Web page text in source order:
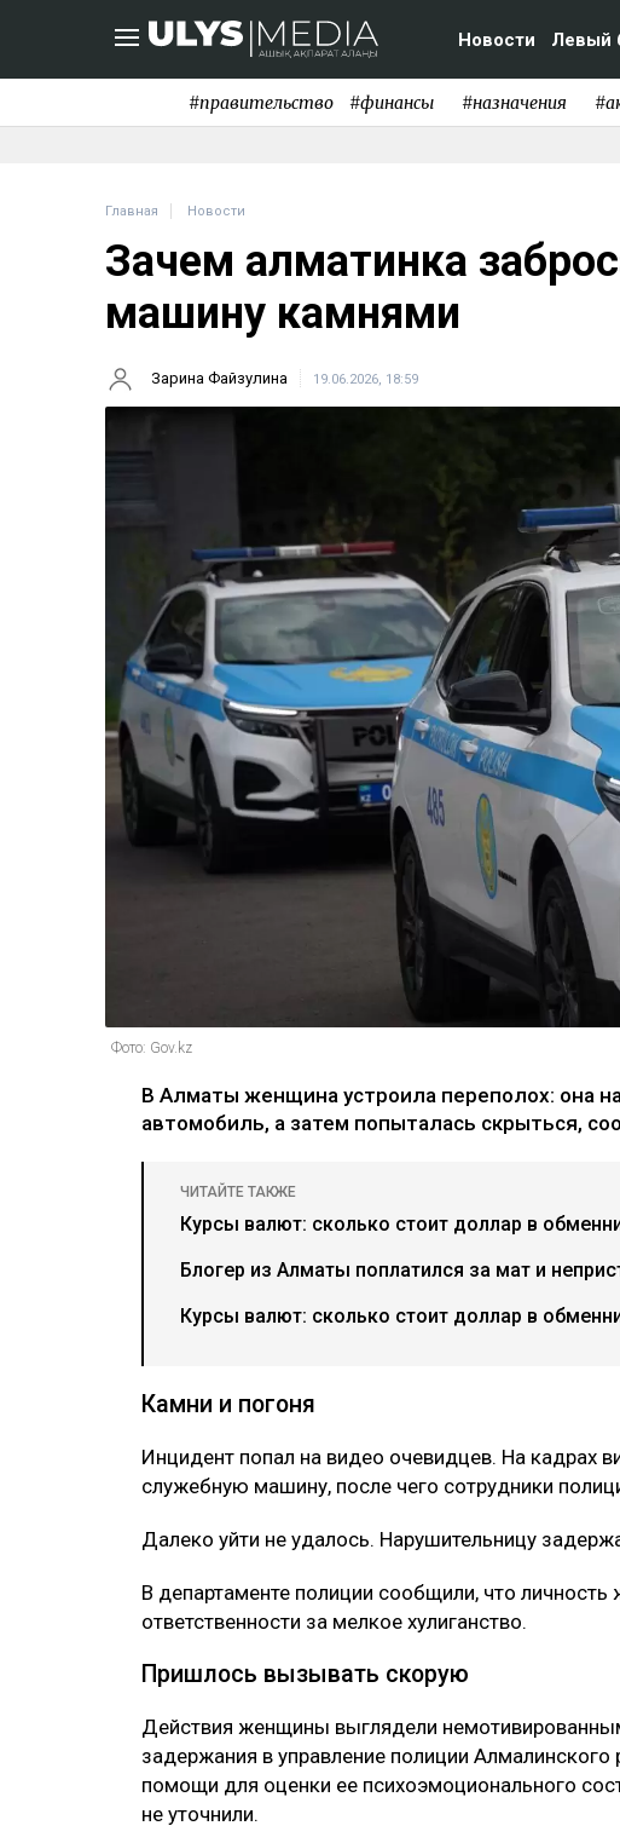
Новости Левый
#правительство #финансы #назначения
Главная Новости
Зачем алматинка
машину камнями
Зарина Файзулина 19.06.2026, 18:59
Фото: Gov.kz
В Алматы женщина устроила переполох: она
автомобиль, а затем попыталась скрыться,
ЧИТАЙТЕ ТАКЖЕ
Курсы валют: сколько стоит доллар в
Блогер из Алматы поплатился за мат и
Курсы валют: сколько стоит доллар в
Камни и погоня
Инцидент попал на видео очевидцев. На кадрах
служебную машину, после чего сотрудники
Далеко уйти не удалось. Нарушительницу
В департаменте полиции сообщили, что
ответственности за мелкое хулиганство.
Пришлось вызывать скорую
Действия женщины выглядели
задержания в управление полиции
помощи для оценки ее психоэмоционального
не уточнили.